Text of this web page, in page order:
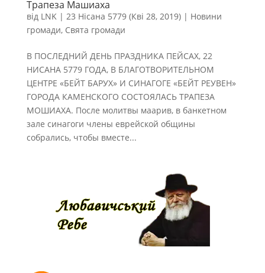
Трапеза Машиаха
від LNK| 23 Нісана 5779 (Кві 28, 2019)| Новини
громади, Свята громади
В ПОСЛЕДНИЙ ДЕНЬ ПРАЗДНИКА ПЕЙСАХ, 22
НИСАНА 5779 ГОДА, В БЛАГОТВОРИТЕЛЬНОМ
ЦЕНТРЕ «БЕЙТ БАРУХ» И СИНАГОГЕ «БЕЙТ РЕУВЕН»
ГОРОДА КАМЕНСКОГО СОСТОЯЛАСЬ ТРАПЕЗА
МОШИАХА. После молитвы маарив, в банкетном
зале синагоги члены еврейской общины
собрались, чтобы вместе...